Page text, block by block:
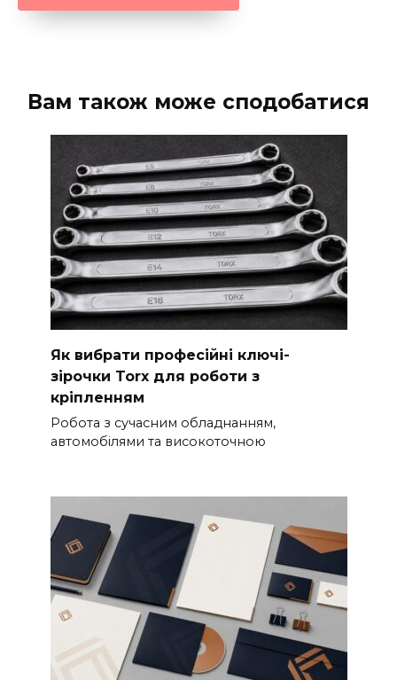
Вам також може сподобатися
Як вибрати професійні ключі-
зірочки Torx для роботи з
кріпленням
Робота з сучасним обладнанням,
автомобілями та високоточною